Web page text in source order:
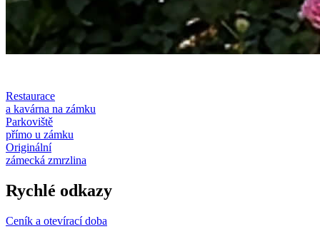
Restaurace
a kavárna na zámku
Parkoviště
přímo u zámku
Originální
zámecká zmrzlina
Rychlé odkazy
Ceník a otevírací doba